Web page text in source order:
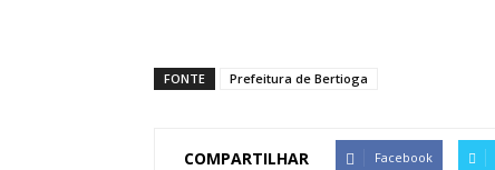
FONTE Prefeitura de Bertioga
COMPARTILHAR Facebook